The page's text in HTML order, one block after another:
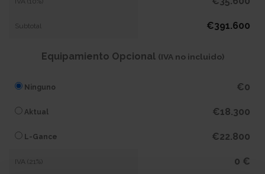
Subtotal €391.600
Equipamiento Opcional (IVA no incluido)
Ninguno €0
Aktual €18.300
L-Gance €22.800
IVA (21%) 0 €